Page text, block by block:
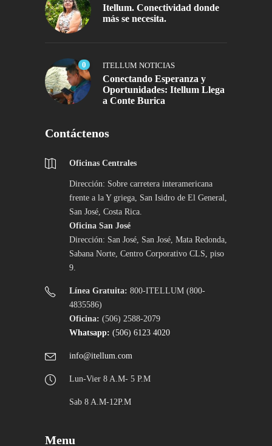
Itellum. Conectividad donde
más se necesita.
0 ITELLUM NOTICIAS
Conectando Esperanza y
Oportunidades: Itellum Llega
a Conte Burica
Contáctenos
Oficinas Centrales
Dirección: Sobre carretera interamericana
frente a la Y griega, San Isidro de El General,
San José, Costa Rica.
Oficina San José
Dirección: San José, San José, Mata Redonda,
Sabana Norte, Centro Corporativo CLS, piso
9.
Línea Gratuita: 800-ITELLUM (800-
4835586)
Oficina: (506) 2588-2079
Whatsapp: (506) 6123 4020
info@itellum.com
Lun-Vier 8 A.M- 5 P.M
Sab 8 A.M-12P.M
Menu